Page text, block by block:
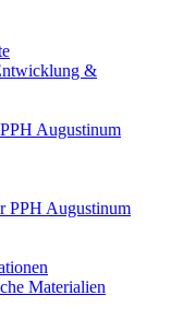
&
Augustinum
PPH Augustinum
Materialien